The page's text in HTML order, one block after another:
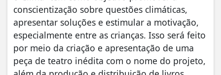
conscientização sobre questões climáticas,
apresentar soluções e estimular a motivação,
especialmente entre as crianças. Isso será feito
por meio da criação e apresentação de uma
peça de teatro inédita com o nome do projeto,